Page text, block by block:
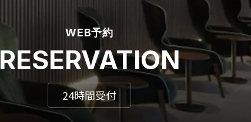
WEB予約
RESERVATION
24時間受付